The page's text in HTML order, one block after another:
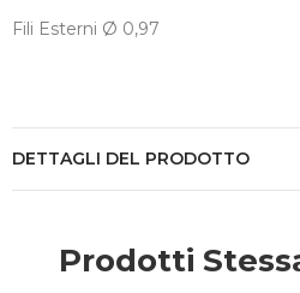
Fili Esterni Ø 0,97
DETTAGLI DEL PRODOTTO
Prodotti